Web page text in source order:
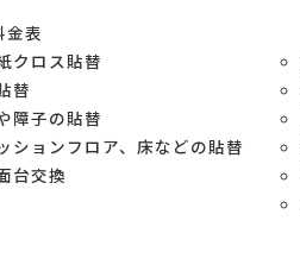
金表
クロス貼替
替
障子の貼替
ションフロア、床などの貼替
台交換